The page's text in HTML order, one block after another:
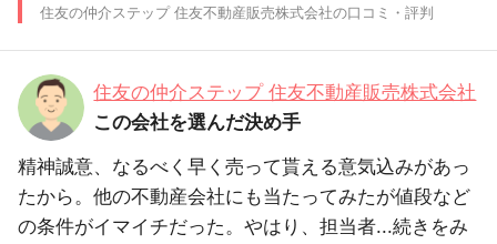
住友の仲介ステップ 住友不動産販売株式会社の口コミ・評判
住友の仲介ステップ 住友不動産販売株式会社
この会社を選んだ決め手
精神誠意、なるべく早く売って貰える意気込みがあっ
たから。他の不動産会社にも当たってみたが値段など
の条件がイマイチだった。やはり、担当者...続きをみ